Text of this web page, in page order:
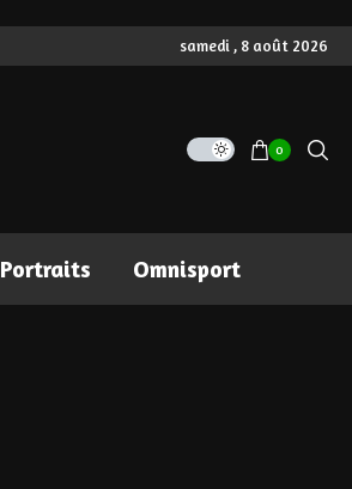
samedi , 8 août 2026
0
Portraits Omnisport